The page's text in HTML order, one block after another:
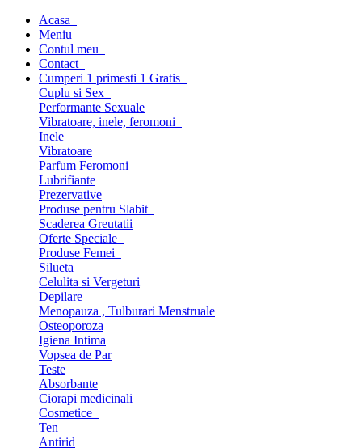
Acasa
Meniu
Contul meu
Contact
Cumperi 1 primesti 1 Gratis
Cuplu si Sex
Performante Sexuale
Vibratoare, inele, feromoni
Inele
Vibratoare
Parfum Feromoni
Lubrifiante
Prezervative
Produse pentru Slabit
Scaderea Greutatii
Oferte Speciale
Produse Femei
Silueta
Celulita si Vergeturi
Depilare
Menopauza , Tulburari Menstruale
Osteoporoza
Igiena Intima
Vopsea de Par
Teste
Absorbante
Ciorapi medicinali
Cosmetice
Ten
Antirid